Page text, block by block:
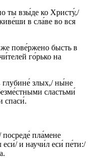
ты взы́де ко Христу́,/
в сла́ве во вся
пове́ржено бысть в
го́рько на
злых,/ ны́не
сластьми́
спаси́.
пла́мене
и научи́л еси́ пе́ти:/